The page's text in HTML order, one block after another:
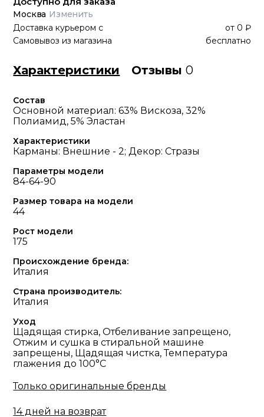
Москва Изменить
Доставка курьером с от 0 ₽
Самовывоз из магазина
бесплатно
Характеристики Отзывы0
Состав
Основной материал: 63% Вискоза, 32%
Полиамид, 5% Эластан
Характеристики
Карманы: Внешние - 2; Декор: Стразы
Параметры модели
84-64-90
Размер товара на модели
44
Рост модели
175
Происхождение бренда:
Италия
Страна производитель:
Италия
Уход
Щадящая стирка, Отбеливание запрещено,
Отжим и сушка в стиральной машине
запрещены, Щадящая чистка, Температура
глажения до 100°С
Только оригинальные бренды
14 дней на возврат